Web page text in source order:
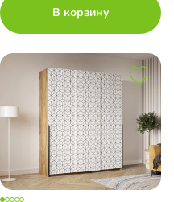
В корзину